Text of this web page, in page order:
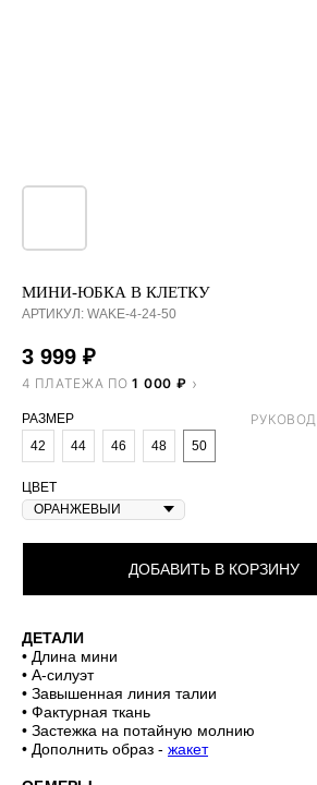
МИНИ-ЮБКА В КЛЕТКУ
АРТИКУЛ: WAKE-4-24-50
3 999 ₽
4 ПЛАТЕЖА ПО1 000 ₽
РАЗМЕР
42
44 46 48 50
ЦВЕТ
ДОБАВИТЬ В КОРЗИНУ
ДЕТАЛИ
• Длина мини
• А-силуэт
• Завышенная линия талии
• Фактурная ткань
• Застежка на потайную молнию
• Дополнить образ - жакет